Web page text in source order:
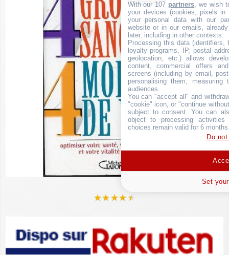
★★★★★
With our 107 partners, we wish
your devices (cookies, pixels
your personal data with our
website or in our emails,
later, including in other contexts.
Processing this data (identifiers,
loyalty programs, IP, postal
geolocation, etc.) allows
content, commercial offers
screens (including by email,
personalising them, measuring
audiences.
You can "accept all" and
"cookie" icon, or "continue
subject to consent. You can
object to processing
choices remain valid for 6
Do
Set